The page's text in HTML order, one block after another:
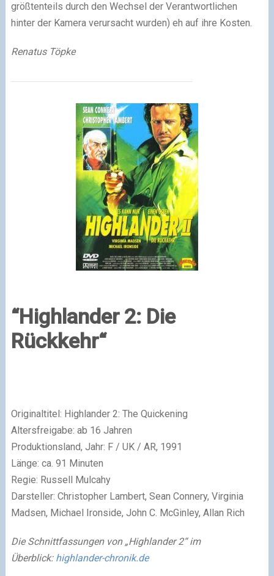
größtenteils durch den Wechsel der Verantwortlichen
hinter der Kamera verursacht wurden) eh auf ihre Kosten.
Renatus Töpke
“Highlander 2: Die
Rückkehr“
Originaltitel: Highlander 2: The Quickening
Altersfreigabe: ab 16 Jahren
Produktionsland, Jahr: F / UK / AR, 1991
Länge: ca. 91 Minuten
Regie: Russell Mulcahy
Darsteller: Christopher Lambert, Sean Connery, Virginia
Madsen, Michael Ironside, John C. McGinley, Allan Rich
Die Schnittfassungen von „Highlander 2“ im
Überblick: highlander-chronik.de